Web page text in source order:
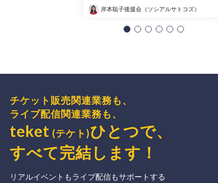
岸本聡子後援会（ソシアルサトコズ）
チケット販売関連業務も、
ライブ配信関連業務も、
teket (テケト)ひとつで、
すべて完結 します ！
リアルイベントもライブ配信もサポートする